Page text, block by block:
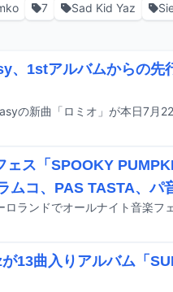
7 Sad Kid Yaz
、1stアルバムからの先
ス「SPOOKY
ムコ、PAS TASTA、パ
13曲入りアルバム「